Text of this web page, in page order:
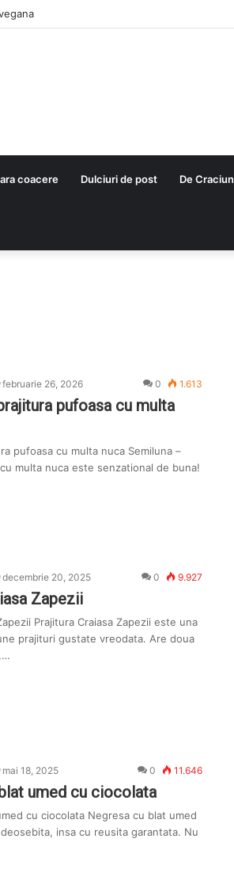
coacere Dulciuri de post De Craciun
februarie 26, 2026 0 1.613
pufoasa cu multa
pufoasa cu multa nuca Semiluna –
multa nuca este senzational de buna!
decembrie 20, 2025 0 9.927
Zapezii
Prajitura Craiasa Zapezii este una
prajituri gustate vreodata. Are doua
mai 18, 2025 0 11.646
umed cu ciocolata
cu ciocolata Negresa cu blat umed
insa cu reusita garantata. Nu